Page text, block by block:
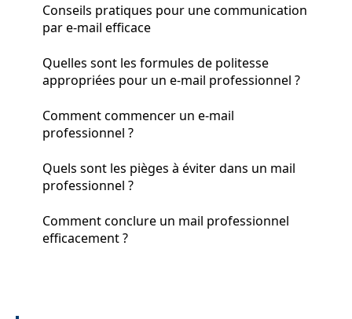
Conseils pratiques pour une communication
par e-mail efficace
Quelles sont les formules de politesse
appropriées pour un e-mail professionnel ?
Comment commencer un e-mail
professionnel ?
Quels sont les pièges à éviter dans un mail
professionnel ?
Comment conclure un mail professionnel
efficacement ?